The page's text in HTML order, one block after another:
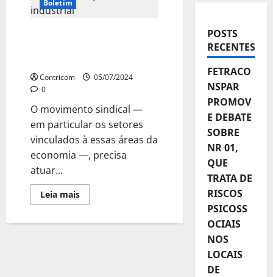
Boletim
Contricom
05/07/2024
0
O movimento sindical —
em particular os setores
vinculados à essas áreas da
economia —, precisa
atuar...
Leia maisLeia
mais
subsidia
POSTS
RECENTES
FETRACO
NSPAR
PROMOV
E DEBATE
SOBRE
NR 01,
QUE
TRATA DE
RISCOS
PSICOSS
OCIAIS
NOS
LOCAIS
DE